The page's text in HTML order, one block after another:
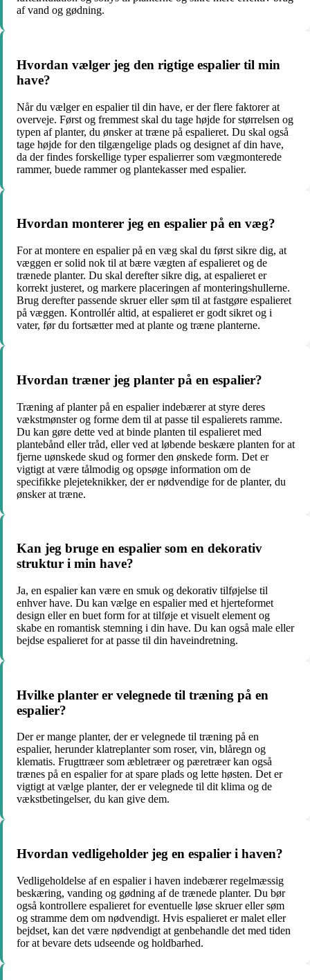
af vand og gødning.
Hvordan vælger jeg den rigtige espalier til min
have?
Når du vælger en espalier til din have, er der flere faktorer at
overveje. Først og fremmest skal du tage højde for størrelsen og
typen af planter, du ønsker at træne på espalieret. Du skal også
tage højde for den tilgængelige plads og designet af din have,
da der findes forskellige typer espalierrer som vægmonterede
rammer, buede rammer og plantekasser med espalier.
Hvordan monterer jeg en espalier på en væg?
For at montere en espalier på en væg skal du først sikre dig, at
væggen er solid nok til at bære vægten af espalieret og de
trænede planter. Du skal derefter sikre dig, at espalieret er
korrekt justeret, og markere placeringen af monteringshullerne.
Brug derefter passende skruer eller søm til at fastgøre espalieret
på væggen. Kontrollér altid, at espalieret er godt sikret og i
vater, før du fortsætter med at plante og træne planterne.
Hvordan træner jeg planter på en espalier?
Træning af planter på en espalier indebærer at styre deres
vækstmønster og forme dem til at passe til espalierets ramme.
Du kan gøre dette ved at binde planten til espalieret med
plantebånd eller tråd, eller ved at løbende beskære planten for at
fjerne uønskede skud og former den ønskede form. Det er
vigtigt at være tålmodig og opsøge information om de
specifikke plejeteknikker, der er nødvendige for de planter, du
ønsker at træne.
Kan jeg bruge en espalier som en dekorativ
struktur i min have?
Ja, en espalier kan være en smuk og dekorativ tilføjelse til
enhver have. Du kan vælge en espalier med et hjerteformet
design eller en buet form for at tilføje et visuelt element og
skabe en romantisk stemning i din have. Du kan også male eller
bejdse espalieret for at passe til din haveindretning.
Hvilke planter er velegnede til træning på en
espalier?
Der er mange planter, der er velegnede til træning på en
espalier, herunder klatreplanter som roser, vin, blåregn og
klematis. Frugttræer som æbletræer og pæretræer kan også
trænes på en espalier for at spare plads og lette høsten. Det er
vigtigt at vælge planter, der er velegnede til dit klima og de
vækstbetingelser, du kan give dem.
Hvordan vedligeholder jeg en espalier i haven?
Vedligeholdelse af en espalier i haven indebærer regelmæssig
beskæring, vanding og gødning af de trænede planter. Du bør
også kontrollere espalieret for eventuelle løse skruer eller søm
og stramme dem om nødvendigt. Hvis espalieret er malet eller
bejdset, kan det være nødvendigt at genbehandle det med tiden
for at bevare dets udseende og holdbarhed.